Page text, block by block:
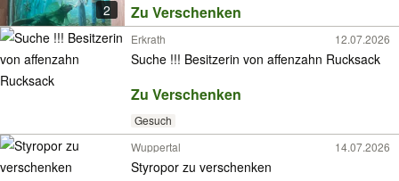
2 Zu Verschenken
Erkrath 12.07.2026
Suche !!! Besitzerin von affenzahn Rucksack
Zu Verschenken
Gesuch
Wuppertal
14.07.2026
Styropor zu verschenken